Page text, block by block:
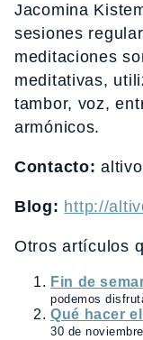
Jacomina
sesiones
meditaciones
meditativas,
tambor, voz,
armónicos.
Contacto:
Blog: http://
Otros artículos
Fin de
podemos
Qué hacer
30 de